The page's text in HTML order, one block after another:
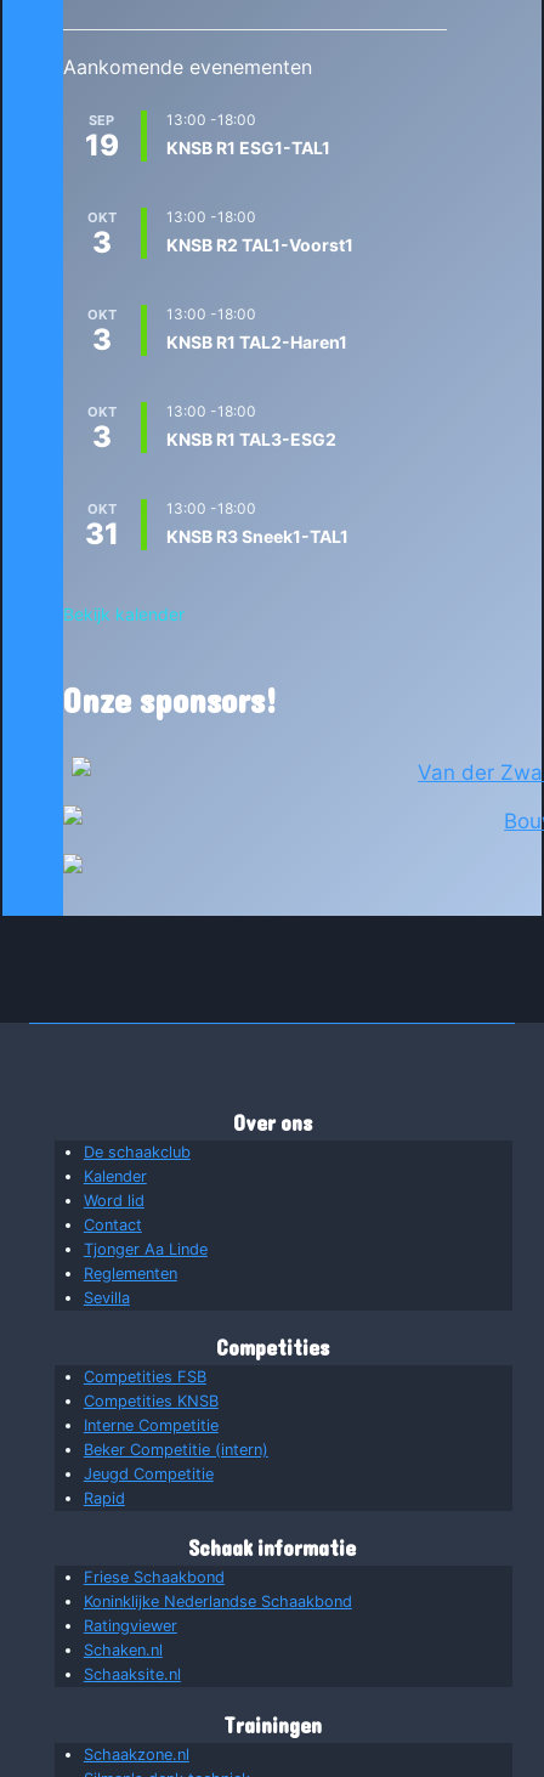
Aankomende evenementen
SEP
19
13:00 -18:00
KNSB R1 ESG1-TAL1
OKT
3
13:00 -18:00
KNSB R2 TAL1-Voorst1
OKT
3
13:00 -18:00
KNSB R1 TAL2-Haren1
OKT
3
13:00 -18:00
KNSB R1 TAL3-ESG2
OKT
31
13:00 -18:00
KNSB R3 Sneek1-TAL1
Bekijk kalender
Onze sponsors!
Over ons
De schaakclub
Kalender
Word lid
Contact
Tjonger Aa Linde
Reglementen
Sevilla
Competities
Competities FSB
Competities KNSB
Interne Competitie
Beker Competitie (intern)
Jeugd Competitie
Rapid
Schaak informatie
Friese Schaakbond
Koninklijke Nederlandse Schaakbond
Ratingviewer
Schaken.nl
Schaaksite.nl
Trainingen
Schaakzone.nl